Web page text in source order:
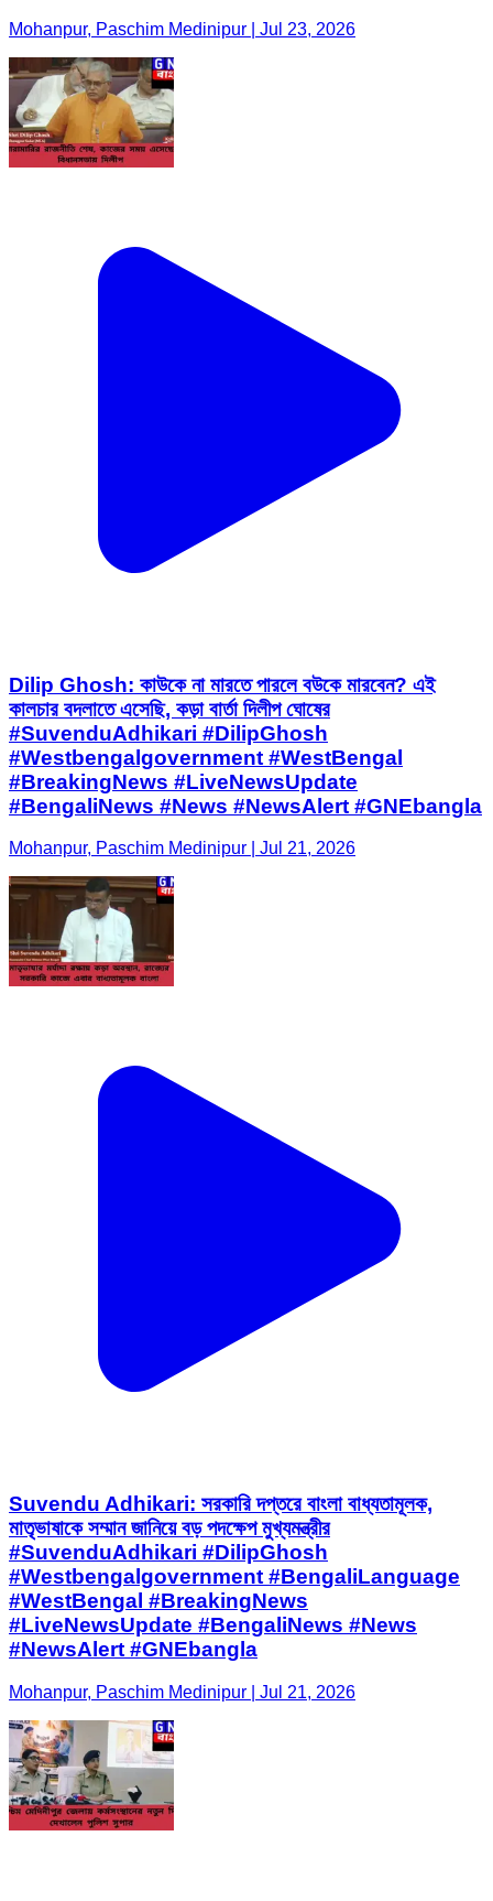
Mohanpur, Paschim Medinipur | Jul 23, 2026
Dilip Ghosh: কাউকে না মারতে পারলে বউকে মারবেন? এই
কালচার বদলাতে এসেছি, কড়া বার্তা দিলীপ ঘোষের
#SuvenduAdhikari #DilipGhosh
#Westbengalgovernment #WestBengal
#BreakingNews #LiveNewsUpdate
#BengaliNews #News #NewsAlert #GNEbangla
Mohanpur, Paschim Medinipur | Jul 21, 2026
Suvendu Adhikari: সরকারি দপ্তরে বাংলা বাধ্যতামূলক,
মাতৃভাষাকে সম্মান জানিয়ে বড় পদক্ষেপ মুখ্যমন্ত্রীর
#SuvenduAdhikari #DilipGhosh
#Westbengalgovernment #BengaliLanguage
#WestBengal #BreakingNews
#LiveNewsUpdate #BengaliNews #News
#NewsAlert #GNEbangla
Mohanpur, Paschim Medinipur | Jul 21, 2026